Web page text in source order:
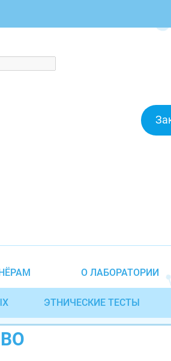
О ЛАБОРАТОРИИ
ЭТНИЧЕСКИЕ ТЕСТЫ